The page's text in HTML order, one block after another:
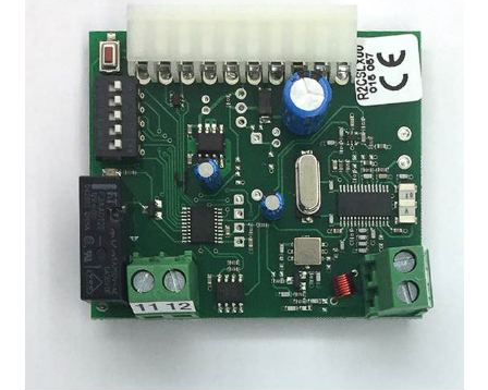
閉じる